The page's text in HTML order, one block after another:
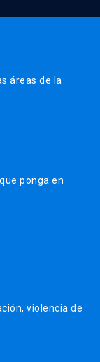
áreas de la
ponga en
violencia de